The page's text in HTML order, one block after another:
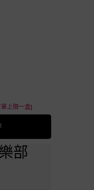
上限一盒)
部